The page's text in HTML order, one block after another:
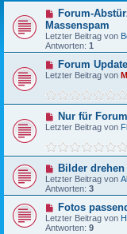
Forum-
Massenspam
Letzter Beitrag von
Antworten: 1
Forum
Letzter Beitrag von
Nur für
Letzter Beitrag von
Bilder drehen
Letzter Beitrag von
Antworten: 3
Fotos
Letzter Beitrag von
Antworten: 9